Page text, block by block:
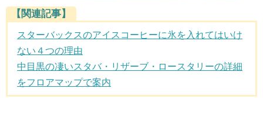
【関連記事】
スターバックスのアイスコーヒーに氷を入れてはいけ
ない４つの理由
中目黒の凄いスタバ・リザーブ・ロースタリーの詳細
をフロアマップで案内